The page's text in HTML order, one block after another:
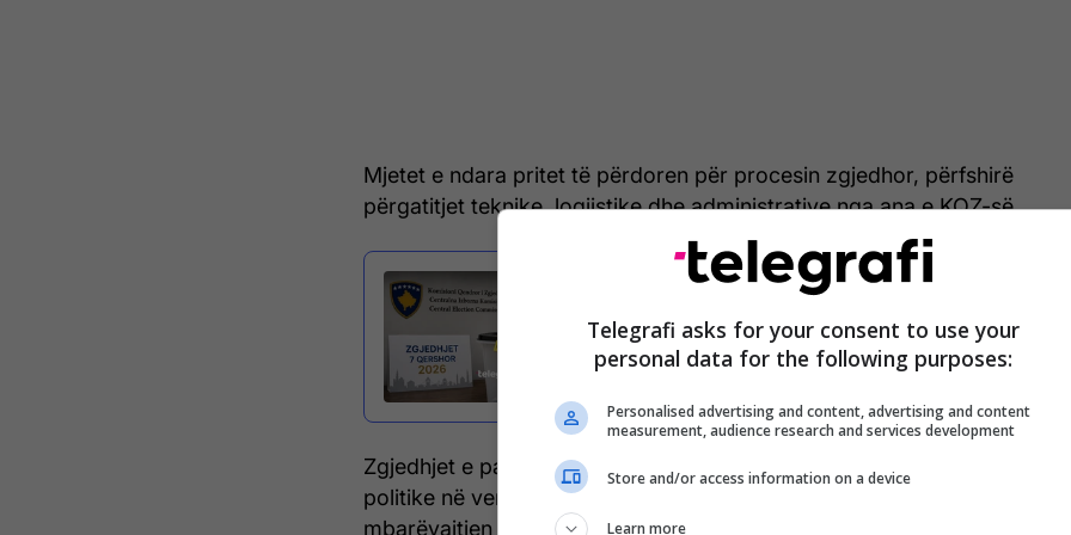
Mjetet e ndara pritet të përdoren për procesin zgjedhor, përfshirë
përgatitjet teknike, logjistike dhe administrative nga ana e KQZ-së.
Të gjitha zhvillimet rreth zgjedhjeve në
Kosovë
Zgjedhjet e parakohshme vijnë në një periudhë të zhvillimeve të reja
politike në vend, ndërsa institucionet kanë nisur përgatitjet për
mbarëvajtjen e procesit zgjedhor.
Telegrafi asks for your consent to use your
personal data for the following purposes:
Personalised advertising and content, advertising and content
measurement, audience research and services development
Store and/or access information on a device
Learn more